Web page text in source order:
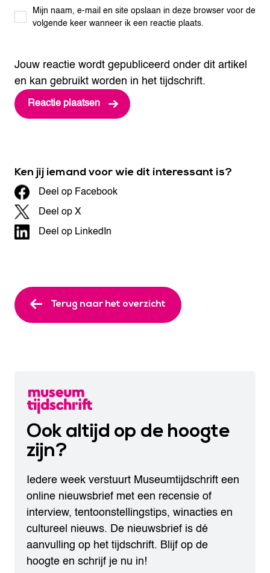
Jouw reactie wordt gepubliceerd onder dit artikel
en kan gebruikt worden in het tijdschrift.
Mijn naam, e-mail en site opslaan in deze browser voor de
volgende keer wanneer ik een reactie plaats.
Ken jij iemand voor wie dit interessant is?
Deel op Facebook
Deel op X
Deel op LinkedIn
Terug naar het overzicht
Ook altijd op de hoogte
zijn?
Iedere week verstuurt Museumtijdschrift een
online nieuwsbrief met een recensie of
interview, tentoonstellingstips, winacties en
cultureel nieuws. De nieuwsbrief is dé
aanvulling op het tijdschrift. Blijf op de
hoogte en schrijf je nu in!